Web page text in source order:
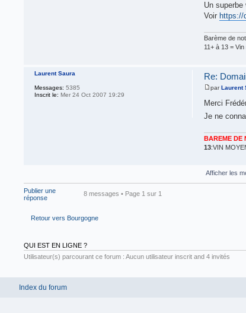
Un superbe
Voir https://
Barème de
11+ à 13 =
Re:
parLaurent
Merci
Je ne
BAREME DE
13:VIN
Laurent Saura
Messages: 5385
Inscrit le: Mer 24 Oct 2007 19:29
Afficher les
Publier une
réponse
8 messages • Page 1 sur 1
Retour vers Bourgogne
QUI EST EN LIGNE ?
Utilisateur(s) parcourant ce forum : Aucun utilisateur inscrit and 4 invités
Index du forum